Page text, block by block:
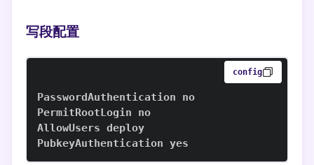
写段配置
config
PubkeyAuthentication yes